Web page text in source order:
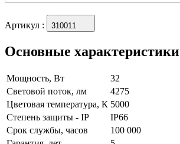
Артикул : 310011
Основные характеристики
Мощность, Вт
32
Световой поток, лм
4275
Цветовая температура, К 5000
Степень защиты - IP
IP66
Срок службы, часов
100 000